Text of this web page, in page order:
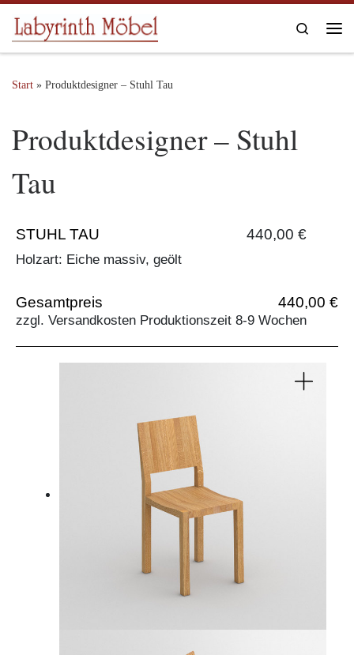
Zum Inhalt springen
Search
Start » Produktdesigner – Stuhl Tau
Produktdesigner – Stuhl
Tau